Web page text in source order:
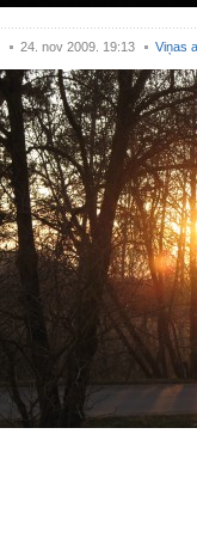
24. nov 2009. 19:13 Viņas